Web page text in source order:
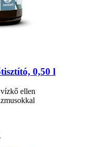
0,50 l
ellen